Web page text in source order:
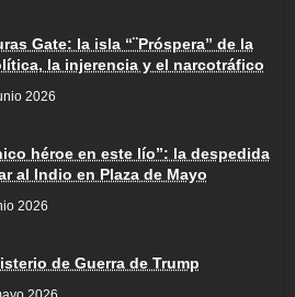
Gate: la isla “¨Próspera” de la
la injerencia y el narcotráfico
2026
héroe en este lío”: la despedida
al Indio en Plaza de Mayo
2026
de Guerra de Trump